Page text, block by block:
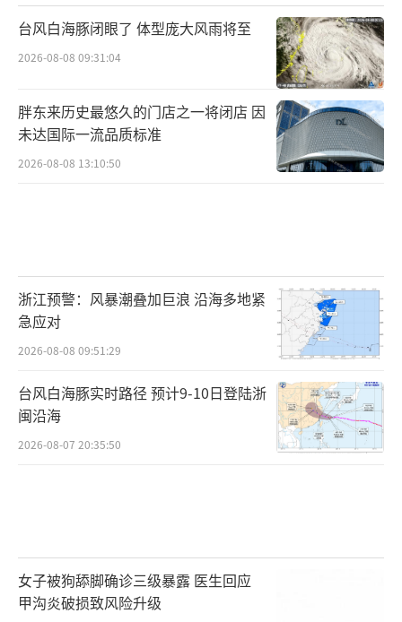
台风白海豚闭眼了 体型庞大风雨将至
2026-08-08 09:31:04
胖东来历史最悠久的门店之一将闭店 因
未达国际一流品质标准
2026-08-08 13:10:50
浙江预警：风暴潮叠加巨浪 沿海多地紧
急应对
2026-08-08 09:51:29
台风白海豚实时路径 预计9-10日登陆浙
闽沿海
2026-08-07 20:35:50
女子被狗舔脚确诊三级暴露 医生回应
甲沟炎破损致风险升级